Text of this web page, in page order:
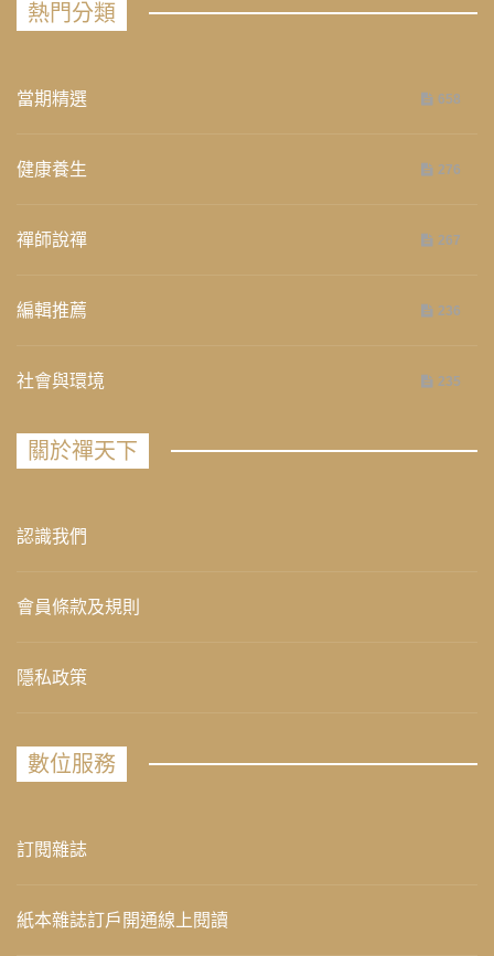
熱門分類
當期精選 658
健康養生 276
禪師說禪 267
編輯推薦 236
社會與環境 235
關於禪天下
認識我們
會員條款及規則
隱私政策
數位服務
訂閱雜誌
紙本雜誌訂戶開通線上閱讀